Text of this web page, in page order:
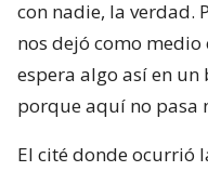
con nadie, la verdad.
nos dejó como
espera algo así en
porque aquí no pasa
El cité donde ocurrió